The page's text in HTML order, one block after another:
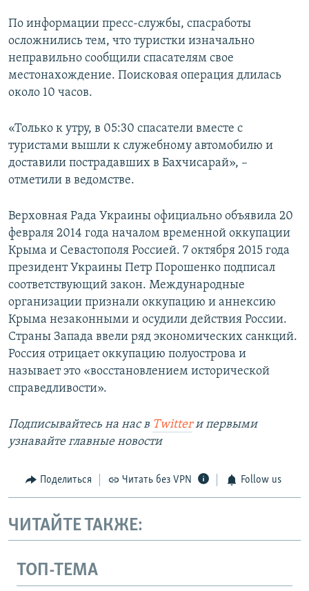
По информации пресс-службы, спасработы
осложнились тем, что туристки изначально
неправильно сообщили спасателям свое
местонахождение. Поисковая операция длилась
около 10 часов.
«Только к утру, в 05:30 спасатели вместе с
туристами вышли к служебному автомобилю и
доставили пострадавших в Бахчисарай», –
отметили в ведомстве.
Верховная Рада Украины официально объявила 20
февраля 2014 года началом временной оккупации
Крыма и Севастополя Россией. 7 октября 2015 года
президент Украины Петр Порошенко подписал
соответствующий закон. Международные
организации признали оккупацию и аннексию
Крыма незаконными и осудили действия России.
Страны Запада ввели ряд экономических санкций.
Россия отрицает оккупацию полуострова и
называет это «восстановлением исторической
справедливости».
Подписывайтесь на наc в Twitterи первыми
узнавайте главные новости
Поделиться Читать без VPN Follow us
ЧИТАЙТЕ ТАКЖЕ:
ТОП-ТЕМА